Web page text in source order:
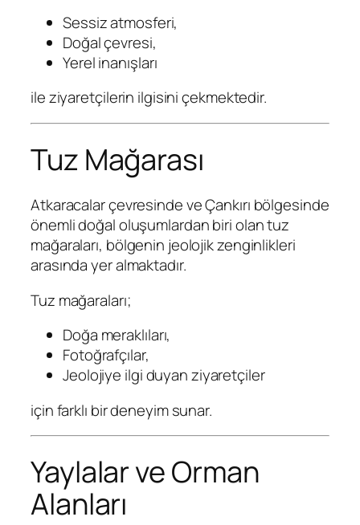
Sessiz atmosferi,
Doğal çevresi,
Yerel inanışları
ile ziyaretçilerin ilgisini çekmektedir.
Tuz Mağarası
Atkaracalar çevresinde ve Çankırı bölgesinde
önemli doğal oluşumlardan biri olan tuz
mağaraları, bölgenin jeolojik zenginlikleri
arasında yer almaktadır.
Tuz mağaraları;
Doğa meraklıları,
Fotoğrafçılar,
Jeolojiye ilgi duyan ziyaretçiler
için farklı bir deneyim sunar.
Yaylalar ve Orman
Alanları